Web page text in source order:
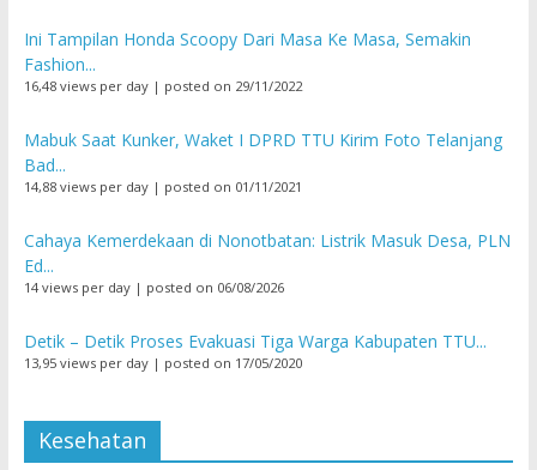
Ini Tampilan Honda Scoopy Dari Masa Ke Masa, Semakin
Fashion...
16,48 views per day| posted on 29/11/2022
Mabuk Saat Kunker, Waket I DPRD TTU Kirim Foto Telanjang
Bad...
14,88 views per day| posted on 01/11/2021
Cahaya Kemerdekaan di Nonotbatan: Listrik Masuk Desa, PLN
Ed...
14 views per day| posted on 06/08/2026
Detik – Detik Proses Evakuasi Tiga Warga Kabupaten TTU...
13,95 views per day| posted on 17/05/2020
Kesehatan